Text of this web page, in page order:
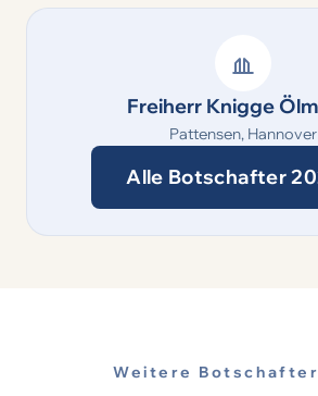
Freiherr Knigge
Pattensen, Hannover
Alle Botschafter
Weitere Botschafter